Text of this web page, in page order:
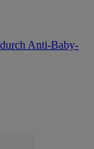
Anti-Baby-